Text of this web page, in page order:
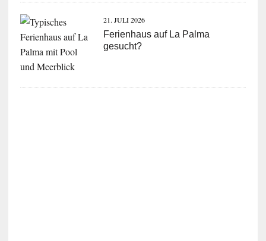
21. JULI 2026
Ferienhaus auf La Palma
gesucht?